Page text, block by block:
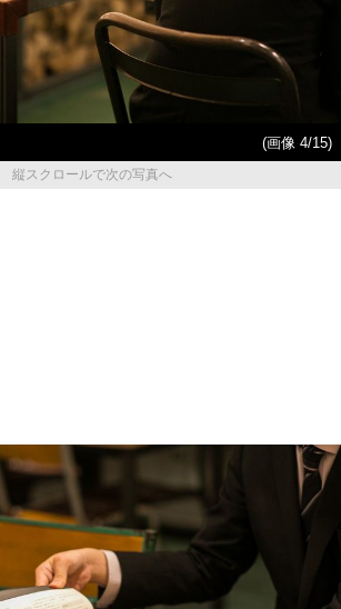
(画像 4/15)
縦スクロールで次の写真へ